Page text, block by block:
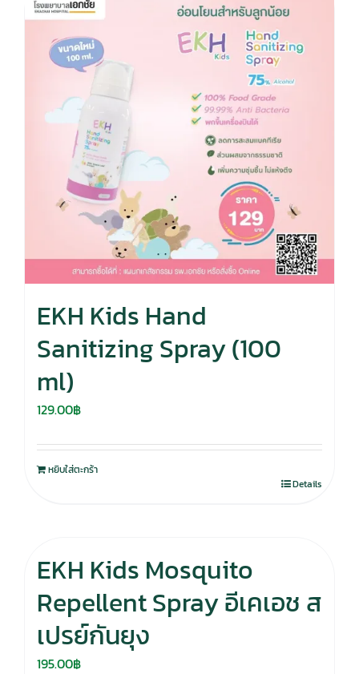
EKH Kids Hand
Sanitizing Spray (100
ml)
129.00฿
หยิบใส่ตะกร้า
Details
EKH Kids Mosquito
Repellent Spray อีเคเอช ส
เปรย์กันยุง
195.00฿